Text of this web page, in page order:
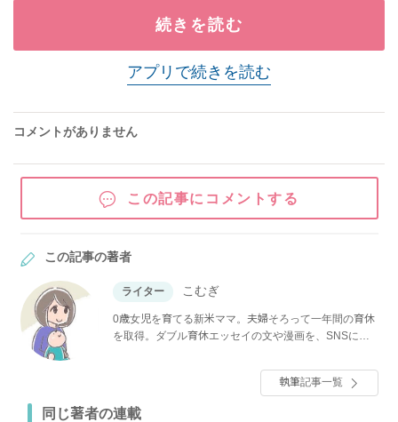
続きを読む
アプリで続きを読む
コメントがありません
この記事にコメントする
この記事の著者
ライター こむぎ
0歳女児を育てる新米ママ。夫婦そろって一年間の育休
を取得。ダブル育休エッセイの文や漫画を、SNSにて
執筆記事一覧
同じ著者の連載